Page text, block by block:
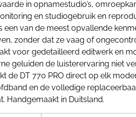
in opnamestudio’s,
en studiogebruik en
van de meest opvallende
zonder dat ze vaag of
voor gedetailleerd editwerk en
geluiden de luisterervaring niet
de DT 770 PRO direct op elk
en de volledige
Handgemaakt in Duitsland.